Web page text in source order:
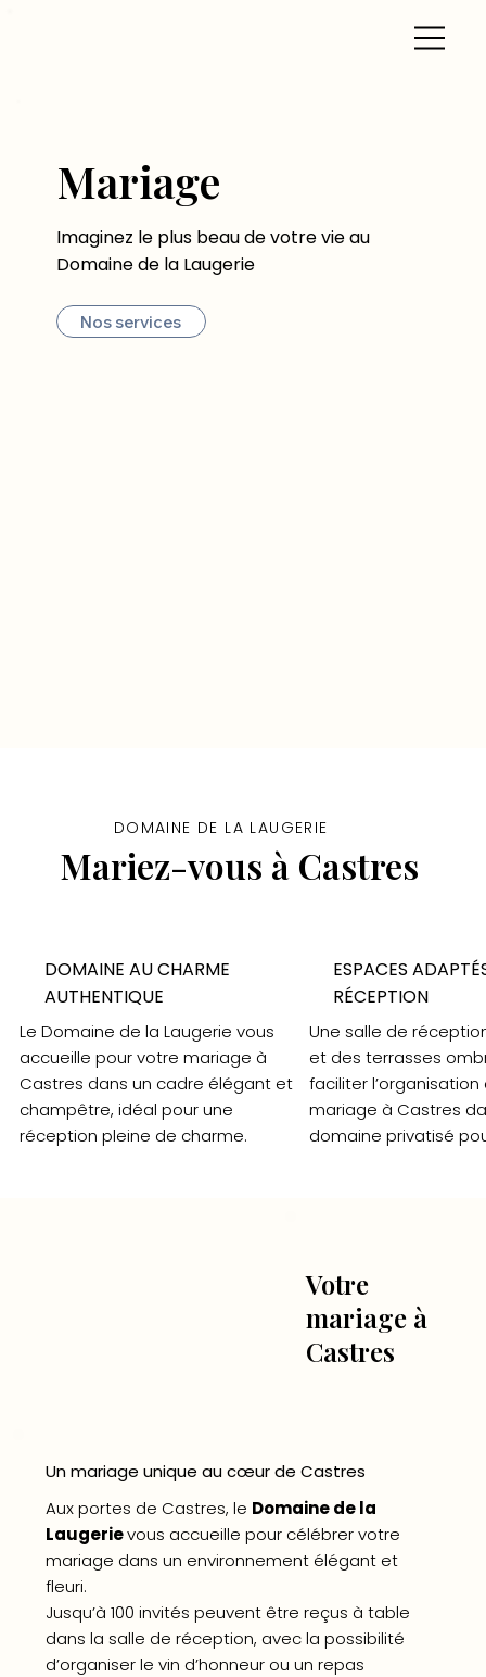
Mariage
Imaginez le plus beau de votre vie au
Domaine de la Laugerie
Nos services
DOMAINE DE LA LAUGERIE
Mariez-vous à Castres
DOMAINE AU CHARME
AUTHENTIQUE
Le Domaine de la Laugerie vous
accueille pour votre mariage à
Castres dans un cadre élégant et
champêtre, idéal pour une
réception pleine de charme.
ESPACES
RÉCEPTION
Une salle de
et des terrasses
faciliter
mariage à Castres
domaine privatisé
Votre
mariage à
Castres
Un mariage unique au cœur de Castres
Aux portes de Castres, le Domaine de la
Laugerievous accueille pour célébrer votre
mariage dans un environnement élégant et
fleuri.
Jusqu’à 100 invités peuvent être reçus à table
dans la salle de réception, avec la possibilité
d’organiser le vin d’honneur ou un repas